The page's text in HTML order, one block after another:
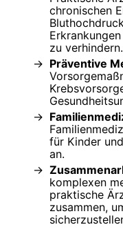
chronischen
zu verhindern.
Präventive
für Kinder
an.
komplexen
praktische
zusammen,